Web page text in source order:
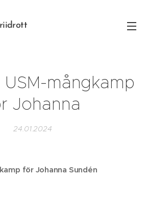
USM-mångkamp
Johanna
24.01.2024
för Johanna Sundén